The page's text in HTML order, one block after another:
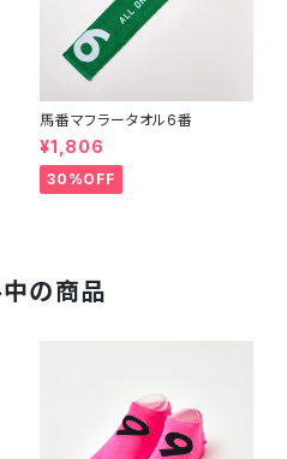
馬番マフラータオル6番
¥1,806
30%OFF
の商品